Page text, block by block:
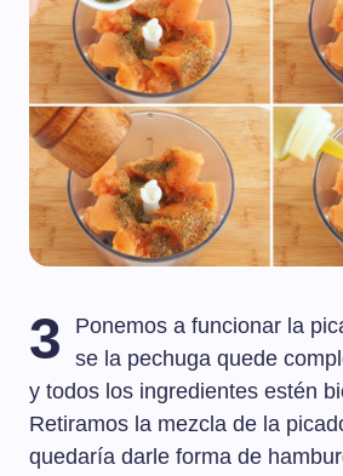
3
Ponemos a funcionar la
se la pechuga quede
y todos los ingredientes estén
Retiramos la mezcla de la
quedaría darle forma de